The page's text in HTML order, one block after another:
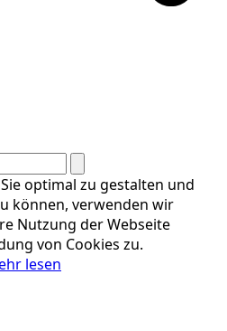
optimal zu gestalten und
können, verwenden wir
Nutzung der Webseite
von Cookies zu.
lesen